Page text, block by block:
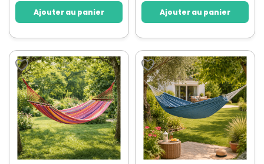
Ajouter au panier Ajouter au panier